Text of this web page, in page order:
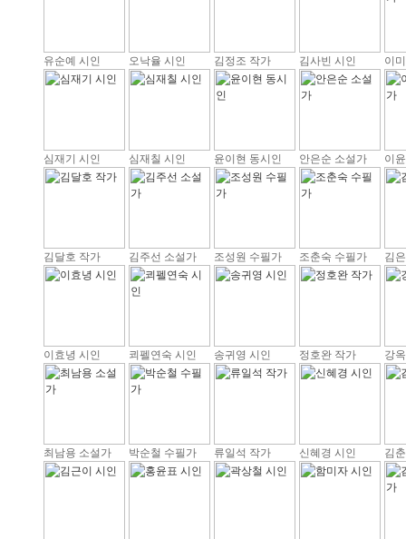
유순예 시인 오낙율 시인 김정조 작가 김사빈 시인 이
심재기 시인 심재칠 시인 윤이현 동시인 안은순 소설가 이
김달호 작가 김주선 소설가 조성원 수필가 조춘숙 수필가 김
이효녕 시인 쾨펠연숙 시인 송귀영 시인 정호완 작가 강
최남용 소설가 박순철 수필가 류일석 작가 신혜경 시인 김